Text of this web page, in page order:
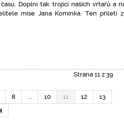
Doplní tak trojici našich vrtařů a
mise Jana Komínka. Ten přiletí
Strana 11 z 39
8 ... 10 11 12
13